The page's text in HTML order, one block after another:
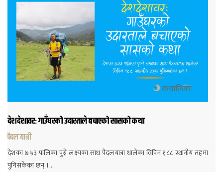
देशदेशावरः गाउँघरको उदारताले बचाएको सासको कथा
पैदल यात्री
देशका ७५३ पालिका पुग्ने लक्ष्यका साथ पैदलयात्रा थालेका विपिन १८८ स्थानीय तहमा
पुगिसकेका छन् ।…